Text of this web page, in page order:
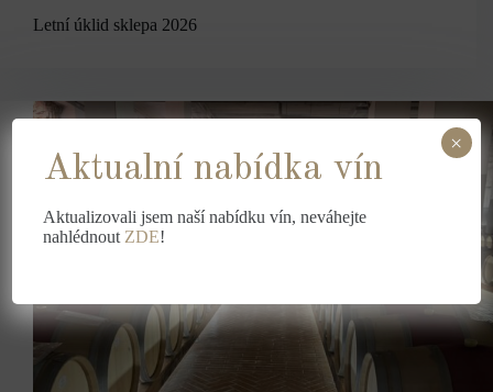
Letní úklid sklepa 2026
Aktualní nabídka vín
Aktualizovali jsem naší nabídku vín, neváhejte
nahlédnout ZDE!
×